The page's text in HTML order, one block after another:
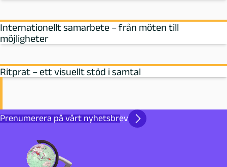
Internationellt samarbete – från möten till
möjligheter
Ritprat – ett visuellt stöd i samtal
Prenumerera på vårt nyhetsbrev